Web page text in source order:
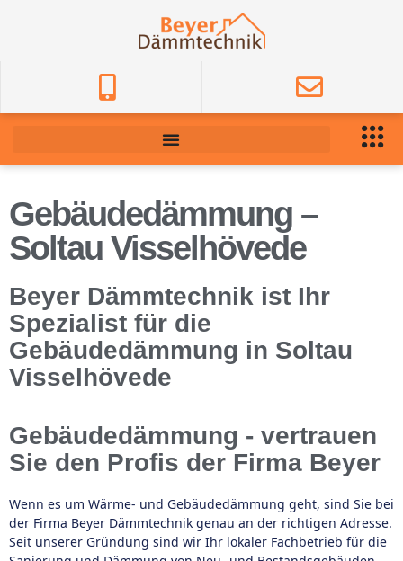
Gebäudedämmung –
Soltau Visselhövede
Beyer Dämmtechnik ist Ihr
Spezialist für die
Gebäudedämmung in Soltau
Visselhövede
Gebäudedämmung - vertrauen
Sie den Profis der Firma Beyer
Wenn es um Wärme- und Gebäudedämmung geht, sind Sie bei
der Firma Beyer Dämmtechnik genau an der richtigen Adresse.
Seit unserer Gründung sind wir Ihr lokaler Fachbetrieb für die